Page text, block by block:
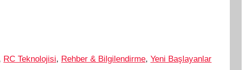
RC Teknolojisi, Rehber & Bilgilendirme, Yeni Başlayanlar